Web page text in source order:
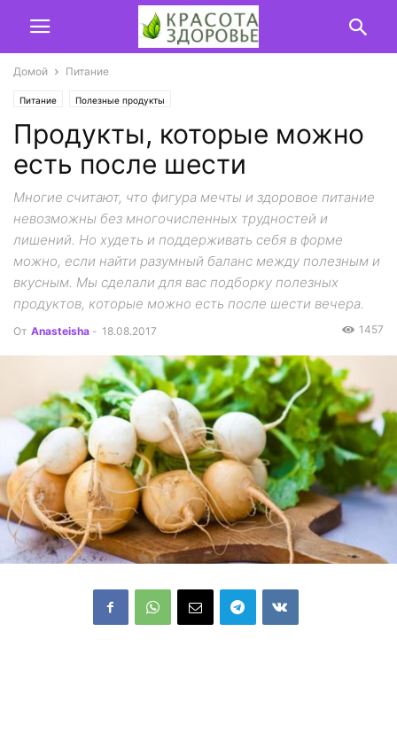
Домой Питание
Питание Полезные продукты
Продукты, которые можно
есть после шести
Многие считают, что фигура мечты и здоровое питание
невозможны без многочисленных трудностей и
лишений. Но худеть и поддерживать себя в форме
можно, если найти разумный баланс между полезным и
вкусным. Мы сделали для вас подборку полезных
продуктов, которые можно есть после шести вечера.
От Anasteisha - 18.08.2017 1457